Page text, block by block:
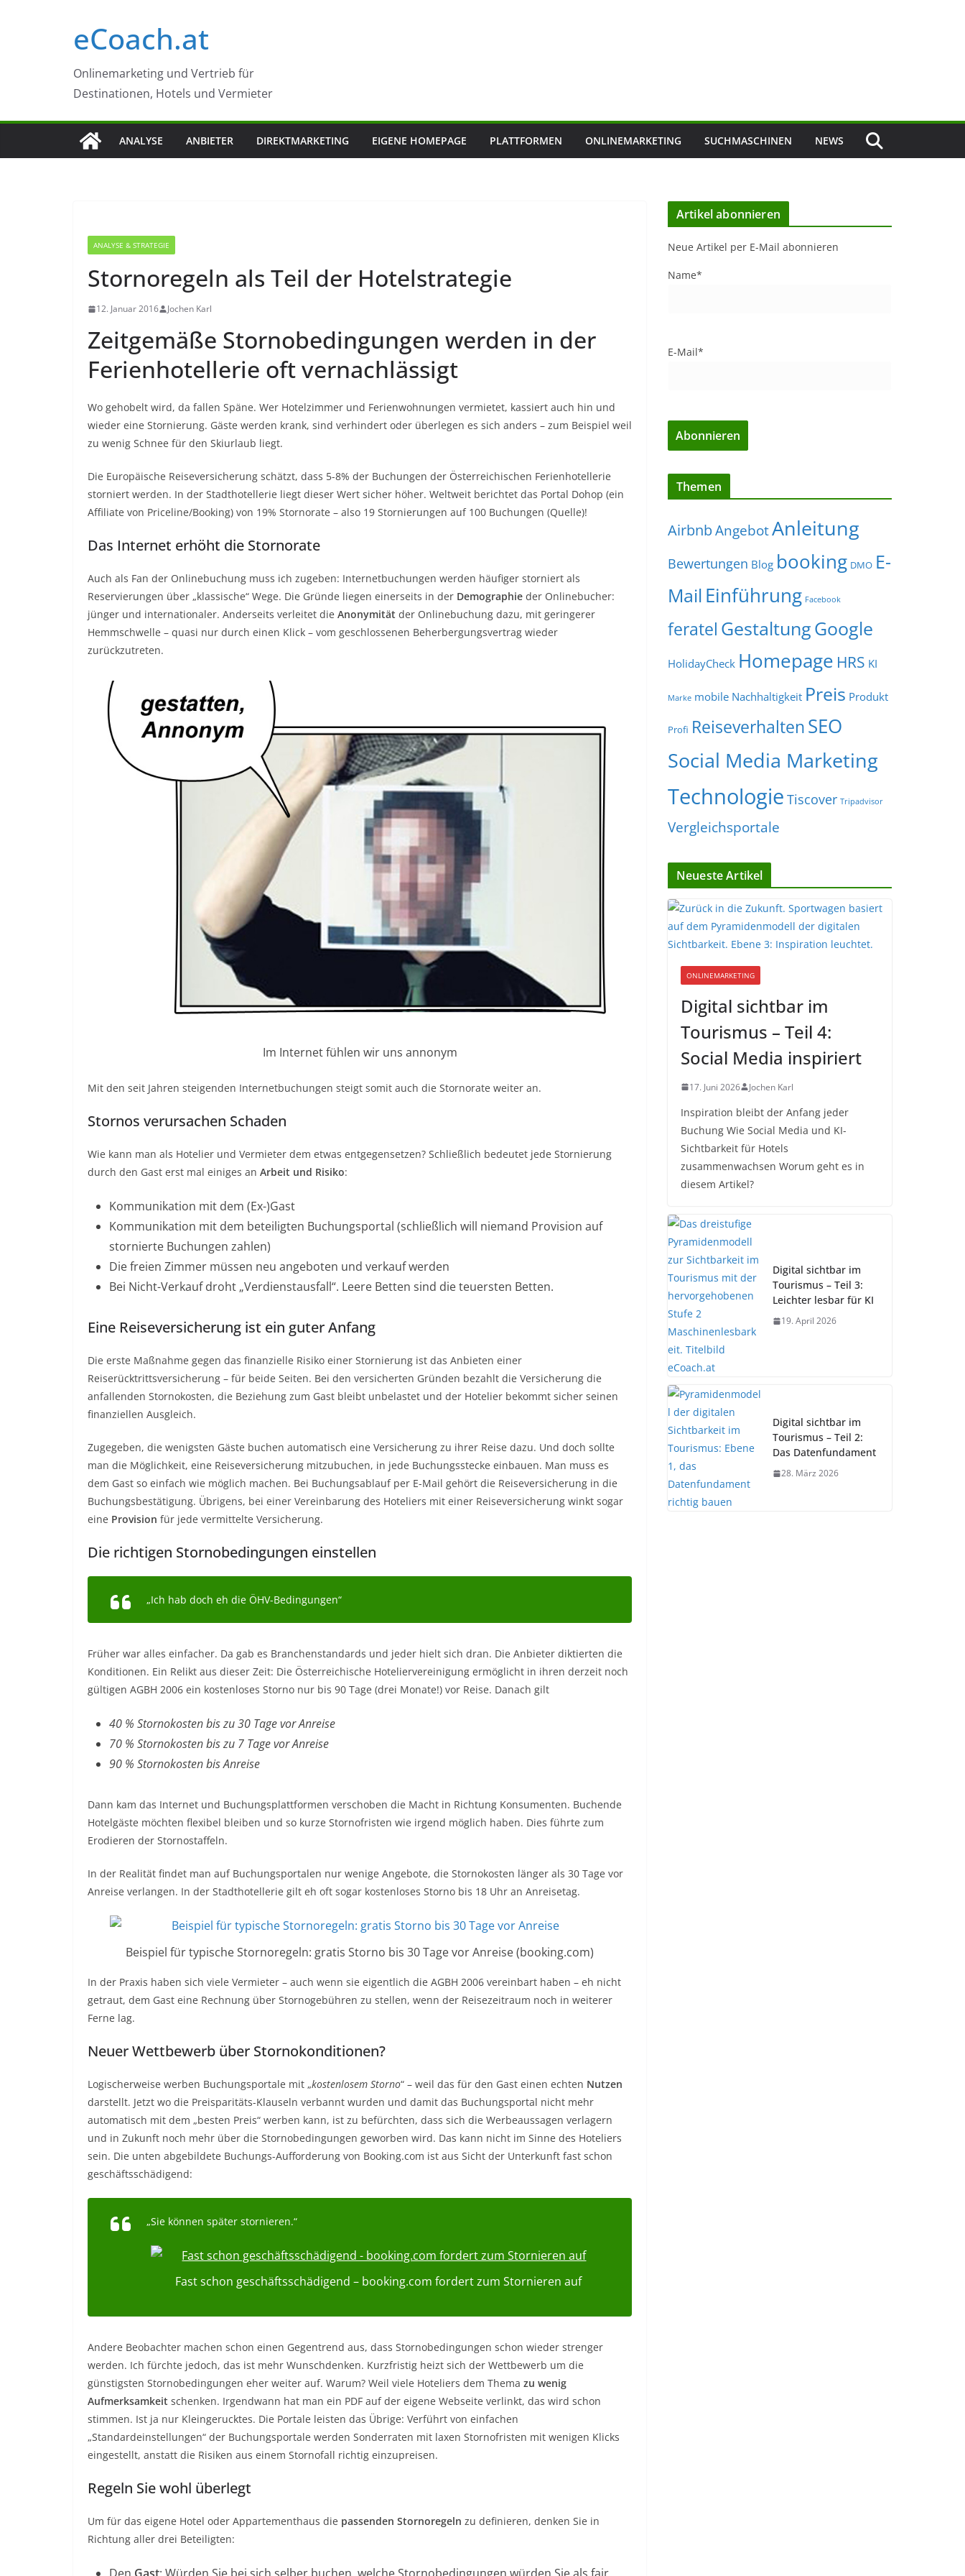
eCoach.at
Onlinemarketing und Vertrieb für
Destinationen, Hotels und Vermieter
ANALYSE ANBIETER DIREKTMARKETING EIGENE HOMEPAGE PLATTFORMEN ONLINEMARKETING SUCHMASCHINEN NEWS
ANALYSE & STRATEGIE
Stornoregeln als Teil der Hotelstrategie
12. Januar 2016 Jochen Karl
Zeitgemäße Stornobedingungen werden in der
Ferienhotellerie oft vernachlässigt
Wo gehobelt wird, da fallen Späne. Wer Hotelzimmer und Ferienwohnungen vermietet, kassiert auch hin und
wieder eine Stornierung. Gäste werden krank, sind verhindert oder überlegen es sich anders – zum Beispiel weil
zu wenig Schnee für den Skiurlaub liegt.
Die Europäische Reiseversicherung schätzt, dass 5-8% der Buchungen der Österreichischen Ferienhotellerie
storniert werden. In der Stadthotellerie liegt dieser Wert sicher höher. Weltweit berichtet das Portal Dohop (ein
Affiliate von Priceline/Booking) von 19% Stornorate – also 19 Stornierungen auf 100 Buchungen (Quelle)!
Das Internet erhöht die Stornorate
Auch als Fan der Onlinebuchung muss ich zugeben: Internetbuchungen werden häufiger storniert als
Reservierungen über „klassische“ Wege. Die Gründe liegen einerseits in der Demographie der Onlinebucher:
jünger und internationaler. Anderseits verleitet die Anonymität der Onlinebuchung dazu, mit geringerer
Hemmschwelle – quasi nur durch einen Klick – vom geschlossenen Beherbergungsvertrag wieder
zurückzutreten.
Im Internet fühlen wir uns annonym
Mit den seit Jahren steigenden Internetbuchungen steigt somit auch die Stornorate weiter an.
Stornos verursachen Schaden
Wie kann man als Hotelier und Vermieter dem etwas entgegensetzen? Schließlich bedeutet jede Stornierung
durch den Gast erst mal einiges an Arbeit und Risiko:
Kommunikation mit dem (Ex-)Gast
Kommunikation mit dem beteiligten Buchungsportal (schließlich will niemand Provision auf
stornierte Buchungen zahlen)
Die freien Zimmer müssen neu angeboten und verkauf werden
Bei Nicht-Verkauf droht „Verdienstausfall“. Leere Betten sind die teuersten Betten.
Eine Reiseversicherung ist ein guter Anfang
Die erste Maßnahme gegen das finanzielle Risiko einer Stornierung ist das Anbieten einer
Reiserücktrittsversicherung – für beide Seiten. Bei den versicherten Gründen bezahlt die Versicherung die
anfallenden Stornokosten, die Beziehung zum Gast bleibt unbelastet und der Hotelier bekommt sicher seinen
finanziellen Ausgleich.
Zugegeben, die wenigsten Gäste buchen automatisch eine Versicherung zu ihrer Reise dazu. Und doch sollte
man die Möglichkeit, eine Reiseversicherung mitzubuchen, in jede Buchungsstecke einbauen. Man muss es
dem Gast so einfach wie möglich machen. Bei Buchungsablauf per E-Mail gehört die Reiseversicherung in die
Buchungsbestätigung. Übrigens, bei einer Vereinbarung des Hoteliers mit einer Reiseversicherung winkt sogar
eine Provision für jede vermittelte Versicherung.
Die richtigen Stornobedingungen einstellen
„Ich hab doch eh die ÖHV-Bedingungen“
Früher war alles einfacher. Da gab es Branchenstandards und jeder hielt sich dran. Die Anbieter diktierten die
Konditionen. Ein Relikt aus dieser Zeit: Die Österreichische Hoteliervereinigung ermöglicht in ihren derzeit noch
gültigen AGBH 2006 ein kostenloses Storno nur bis 90 Tage (drei Monate!) vor Reise. Danach gilt
40 % Stornokosten bis zu 30 Tage vor Anreise
70 % Stornokosten bis zu 7 Tage vor Anreise
90 % Stornokosten bis Anreise
Dann kam das Internet und Buchungsplattformen verschoben die Macht in Richtung Konsumenten. Buchende
Hotelgäste möchten flexibel bleiben und so kurze Stornofristen wie irgend möglich haben. Dies führte zum
Erodieren der Stornostaffeln.
In der Realität findet man auf Buchungsportalen nur wenige Angebote, die Stornokosten länger als 30 Tage vor
Anreise verlangen. In der Stadthotellerie gilt eh oft sogar kostenloses Storno bis 18 Uhr an Anreisetag.
Beispiel für typische Stornoregeln: gratis Storno bis 30 Tage vor Anreise (booking.com)
In der Praxis haben sich viele Vermieter – auch wenn sie eigentlich die AGBH 2006 vereinbart haben – eh nicht
getraut, dem Gast eine Rechnung über Stornogebühren zu stellen, wenn der Reisezeitraum noch in weiterer
Ferne lag.
Neuer Wettbewerb über Stornokonditionen?
Logischerweise werben Buchungsportale mit „kostenlosem Storno“ – weil das für den Gast einen echten Nutzen
darstellt. Jetzt wo die Preisparitäts-Klauseln verbannt wurden und damit das Buchungsportal nicht mehr
automatisch mit dem „besten Preis“ werben kann, ist zu befürchten, dass sich die Werbeaussagen verlagern
und in Zukunft noch mehr über die Stornobedingungen geworben wird. Das kann nicht im Sinne des Hoteliers
sein. Die unten abgebildete Buchungs-Aufforderung von Booking.com ist aus Sicht der Unterkunft fast schon
geschäftsschädigend:
„Sie können später stornieren.“
Fast schon geschäftsschädigend – booking.com fordert zum Stornieren auf
Andere Beobachter machen schon einen Gegentrend aus, dass Stornobedingungen schon wieder strenger
werden. Ich fürchte jedoch, das ist mehr Wunschdenken. Kurzfristig heizt sich der Wettbewerb um die
günstigsten Stornobedingungen eher weiter auf. Warum? Weil viele Hoteliers dem Thema zu wenig
Aufmerksamkeit schenken. Irgendwann hat man ein PDF auf der eigene Webseite verlinkt, das wird schon
stimmen. Ist ja nur Kleingerucktes. Die Portale leisten das Übrige: Verführt von einfachen
„Standardeinstellungen“ der Buchungsportale werden Sonderraten mit laxen Stornofristen mit wenigen Klicks
eingestellt, anstatt die Risiken aus einem Stornofall richtig einzupreisen.
Regeln Sie wohl überlegt
Um für das eigene Hotel oder Appartementhaus die passenden Stornoregeln zu definieren, denken Sie in
Richtung aller drei Beteiligten:
Den Gast: Würden Sie bei sich selber buchen, welche Stornobedingungen würden Sie als fair
Artikel abonnieren
Neue Artikel per E-Mail abonnieren
Name*
E-Mail*
Themen
AirbnbAngebotAnleitung
Bewertungen Blog booking DMO E-
Mail Einführung Facebook
feratel GestaltungGoogle
HolidayCheck Homepage HRS KI
Marke mobile Nachhaltigkeit Preis Produkt
Profi ReiseverhaltenSEO
Social Media Marketing
Technologie Tiscover Tripadvisor
Vergleichsportale
Neueste Artikel
ONLINEMARKETING
Digital sichtbar im
Tourismus – Teil 4:
Social Media inspiriert
17. Juni 2026 Jochen Karl
Inspiration bleibt der Anfang jeder
Buchung Wie Social Media und KI-
Sichtbarkeit für Hotels
zusammenwachsen Worum geht es in
diesem Artikel?
Digital sichtbar im
Tourismus – Teil 3:
Leichter lesbar für KI
19. April 2026
Digital sichtbar im
Tourismus – Teil 2:
Das Datenfundament
28. März 2026